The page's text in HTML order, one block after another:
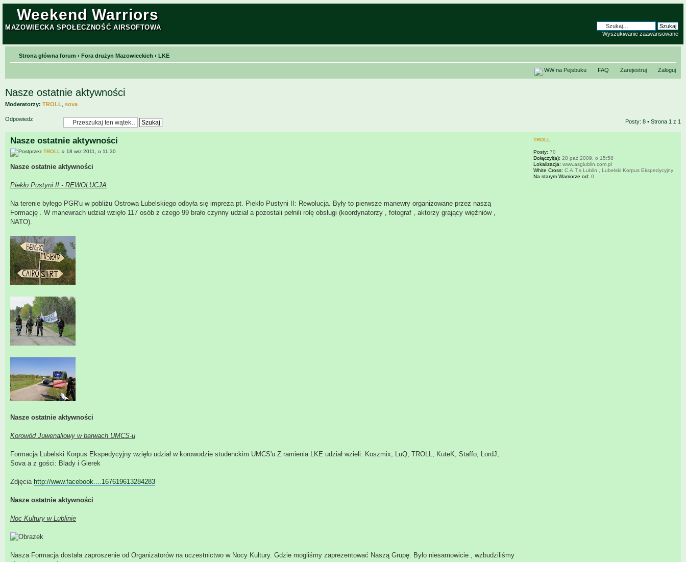
Weekend Warriors
MAZOWIECKA SPOŁECZNOŚĆ AIRSOFTOWA
Wyszukiwanie zaawansowane
Strona główna forum ‹ Fora drużyn Mazowieckich ‹ LKE
WW na Pejsbuku FAQ Zarejestruj Zaloguj
Nasze ostatnie aktywności
Moderatorzy: TROLL sova
Odpowiedz Posty: 8 • Strona 1 z 1
Nasze ostatnie aktywności
przez TROLL » 18 wrz 2011, o 11:30
Nasze ostatnie aktywności
Piekło Pustyni II - REWOLUCJA
Na terenie byłego PGR'u w pobliżu Ostrowa Lubelskiego odbyła się impreza pt. Piekło Pustyni II: Rewolucja. Były to pierwsze manewry organizowane przez naszą
Formację . W manewrach udział wzięło 117 osób z czego 99 brało czynny udział a pozostali pełnili rolę obsługi (koordynatorzy , fotograf , aktorzy grający więźniów ,
NATO).
Nasze ostatnie aktywności
Korowód Juwenaliowy w barwach UMCS-u
Formacja Lubelski Korpus Ekspedycyjny wzięło udział w korowodzie studenckim UMCS'u Z ramienia LKE udział wzieli: Koszmix, LuQ, TROLL, KuteK, Staffo, LordJ,
Sova a z gości: Blady i Gierek
Zdjęcia http://www.facebook....167619613284283
Nasze ostatnie aktywności
Noc Kultury w Lublinie
Nasza Formacja dostała zaproszenie od Organizatorów na uczestnictwo w Nocy Kultury. Gdzie mogliśmy zaprezentować Naszą Grupę. Było niesamowicie , wzbudziliśmy
TROLL
Posty: 70
Dołączył(a): 28 paź 2009, o 15:58
Lokalizacja: www.asglublin.com.pl
White Cross: C.A.T.s Lublin , Lubelski Korpus Ekspedycyjny
Na starym Warriorze od: 0